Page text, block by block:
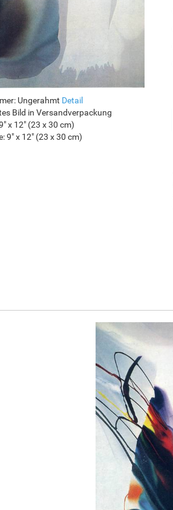
Ungerahmt Detail
Bild in Versandverpackung
x 12" (23 x 30 cm)
9" x 12" (23 x 30 cm)